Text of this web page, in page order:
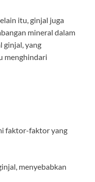
itu, ginjal juga
mineral dalam
ginjal, yang
menghindari
faktor-faktor yang
menyebabkan